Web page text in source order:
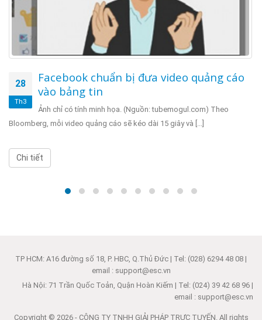
28
Th3
Facebook chuẩn bị đưa video quảng cáo
vào bảng tin
Ảnh chỉ có tính minh họa. (Nguồn: tubemogul.com) Theo
Bloomberg, mỗi video quảng cáo sẽ kéo dài 15 giây và [...]
Chi tiết
TP HCM: A16 đường số 18, P. HBC, Q.Thủ Đức | Tel: (028) 6294 48 08 |
email : support@esc.vn
Hà Nội: 71 Trần Quốc Toản, Quận Hoàn Kiếm | Tel: (024) 39 42 68 96 |
email : support@esc.vn
Copyright © 2026 - CÔNG TY TNHH GIẢI PHÁP TRỰC TUYẾN. All rights